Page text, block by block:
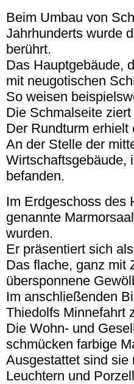
Beim Umbau von
Jahrhunderts wurde
berührt.
Das Hauptgebäude,
mit neugotischen
So weisen
Die Schmalseite
Der Rundturm erhielt
An der Stelle der
Wirtschaftsgebäude,
befanden.
Im Erdgeschoss des
genannte
wurden.
Er präsentiert sich
Das flache, ganz mit
übersponnene
Im anschließenden
Thiedolfs Minnefahrt
Die Wohn- und
schmücken farbige
Ausgestattet sind sie
Leuchtern und